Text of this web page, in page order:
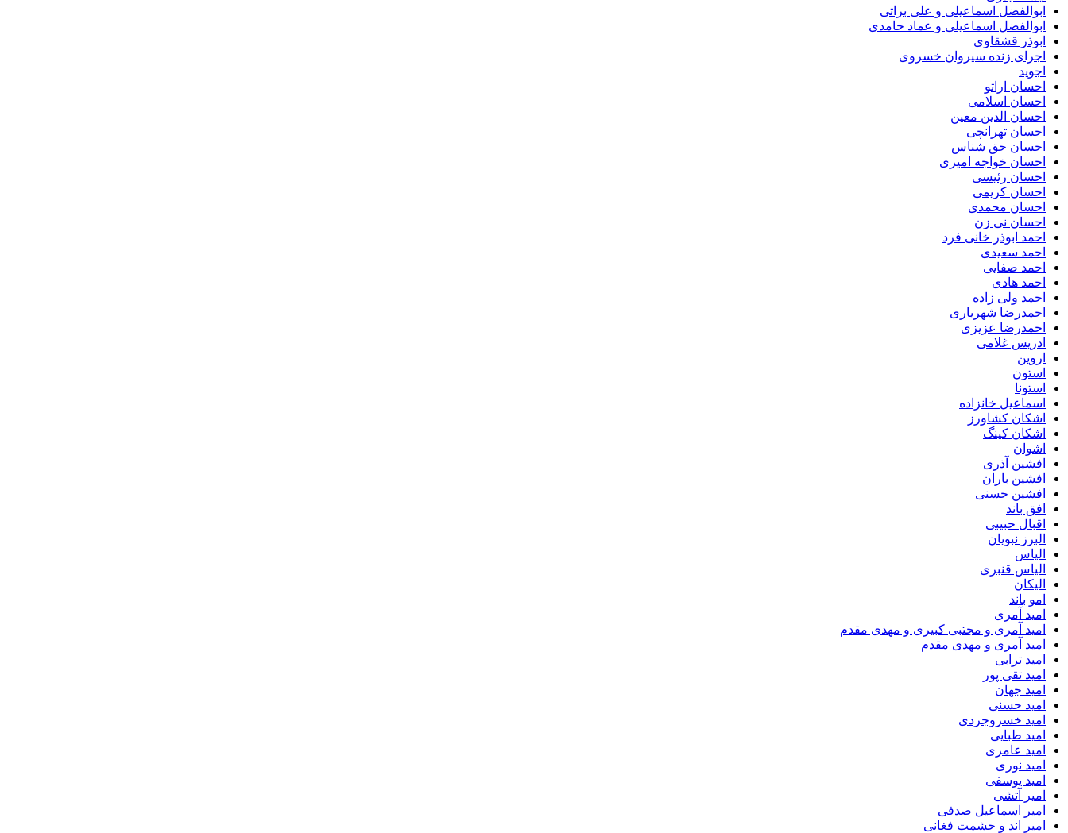
ابوالفضل اسماعیلی و علی براتی
ابوالفضل اسماعیلی و عماد حامدی
ابوذر قشقاوی
اجرای زنده سیروان خسروی
اجوید
احسان اراتو
احسان اسلامی
احسان الدین معین
احسان تهرانچی
احسان حق شناس
احسان خواجه امیری
احسان رئیسی
احسان کریمی
احسان محمدی
احسان نی زن
احمد ابوذر خانی فرد
احمد سعیدی
احمد صفایی
احمد هادی
احمد ولی زاده
احمدرضا شهریاری
احمدرضا عزیزی
ادریس غلامی
اروین
استون
استونا
اسماعیل خانزاده
اشکان کشاورز
اشکان کینگ
اشوان
افشین آذری
افشین باران
افشین حسنی
افق باند
اقبال حبیبی
البرز نبویان
الیاس
الیاس قنبرى
الیکان
امو باند
امید آمری
امید آمری و مجتبی کبیری و مهدى مقدم
امید آمری و مهدی مقدم
امید ترابی
امید تقی پور
امید جهان
امید حسنی
امید خسروجردی
امید طبایی
امید عامری
امید نوری
امید یوسفی
امیر آتشی
امیر اسماعیل صدفی
امیر اند و حشمت فغانی